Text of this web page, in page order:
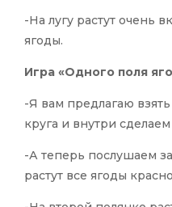
-На лугу растут очень
ягоды.
Игра «Одного поля
-Я вам предлагаю
круга и внутри
-А теперь послушаем
растут все ягоды